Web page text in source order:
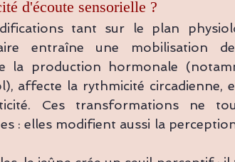
d'écoute sensorielle ?
tant sur le plan
entraîne une mobilisation
la production hormonale
affecte la rythmicité circadienne,
Ces transformations ne
: elles modifient aussi la